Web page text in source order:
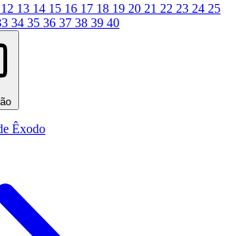
12 13 14 15 16 17 18 19 20 21 22 23 24 25
34 35 36 37 38 39 40
Êxodo